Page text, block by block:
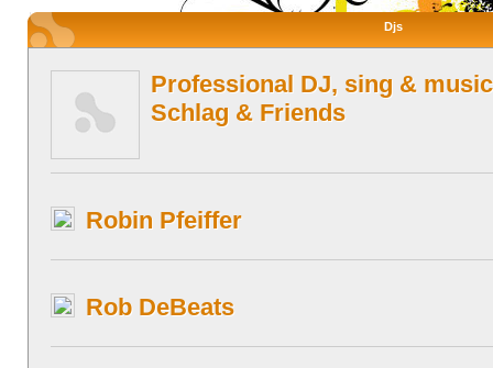
Djs
Professional DJ, sing &
Schlag & Friends
Robin Pfeiffer
Rob DeBeats